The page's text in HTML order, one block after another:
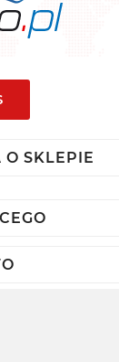
O SKLEPIE